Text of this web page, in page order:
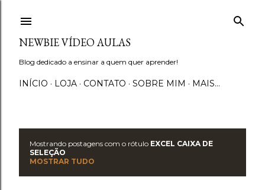
NEWBIE VÍDEO AULAS
Blog dedicado a ensinar a quem quer aprender!
INÍCIO LOJA CONTATO SOBRE MIM MAIS…
o
Mostrando postagens com o rótulo EXCEL CAIXA DE
SELEÇÃO
MOSTRAR TUDO